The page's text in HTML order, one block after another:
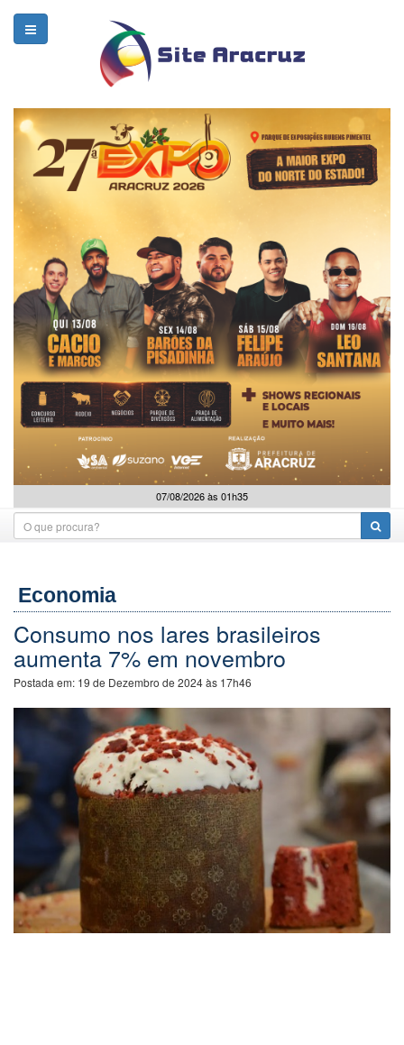
07/08/2026 às 01h35
Economia
Consumo nos lares brasileiros
aumenta 7% em novembro
Postada em: 19 de Dezembro de 2024 às 17h46